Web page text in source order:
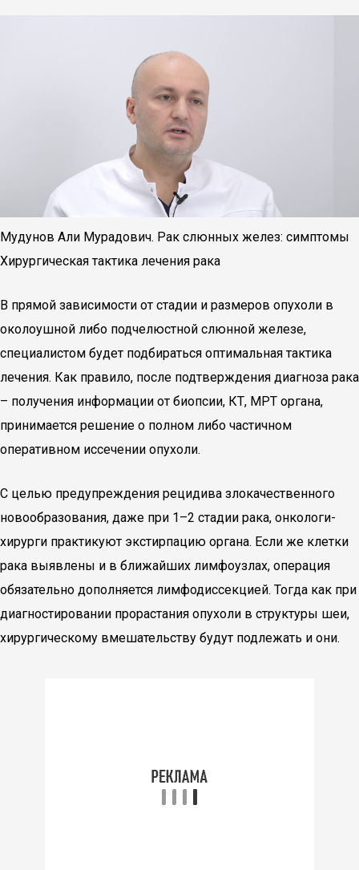
Мудунов Али Мурадович. Рак слюнных желез: симптомы
Хирургическая тактика лечения рака
В прямой зависимости от стадии и размеров опухоли в
околоушной либо подчелюстной слюнной железе,
специалистом будет подбираться оптимальная тактика
лечения. Как правило, после подтверждения диагноза рака
– получения информации от биопсии, КТ, МРТ органа,
принимается решение о полном либо частичном
оперативном иссечении опухоли.
С целью предупреждения рецидива злокачественного
новообразования, даже при 1–2 стадии рака, онкологи-
хирурги практикуют экстирпацию органа. Если же клетки
рака выявлены и в ближайших лимфоузлах, операция
обязательно дополняется лимфодиссекцией. Тогда как при
диагностировании прорастания опухоли в структуры шеи,
хирургическому вмешательству будут подлежать и они.